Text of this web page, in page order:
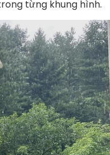
từng khung hình.